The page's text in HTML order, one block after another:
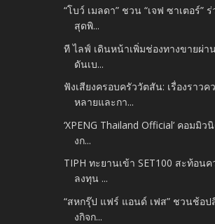
“โบว์ เมลดา” ชวน “เจฟ ซาเตอร์”
สุดพิ...
ที ไลฟ์ เดินหน้าเพิ่มช่องทางขายผ่า
ดันเบ...
ฟังเสียงครอบครัววัตสัน: เรื่องราวค
หลายและกา...
‘XPENG Thailand Official’ คอมมิว
งก...
TIPH ทะยานเข้า SET100 สะท้อน
ลงทุน ...
“สหกรุ๊ป แฟร์ แอนด์ เฟส” ชวนช้อ
งกิจก...